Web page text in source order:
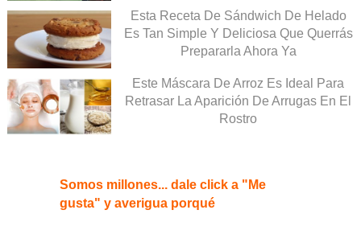
Esta Receta De Sándwich De Helado
Es Tan Simple Y Deliciosa Que Querrás
Prepararla Ahora Ya
Este Máscara De Arroz Es Ideal Para
Retrasar La Aparición De Arrugas En El
Rostro
Somos millones... dale click a "Me
gusta" y averigua porqué